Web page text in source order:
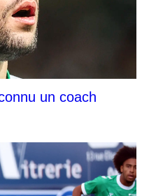
un coach